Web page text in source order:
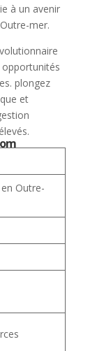
à un avenir
mer.
Outre-